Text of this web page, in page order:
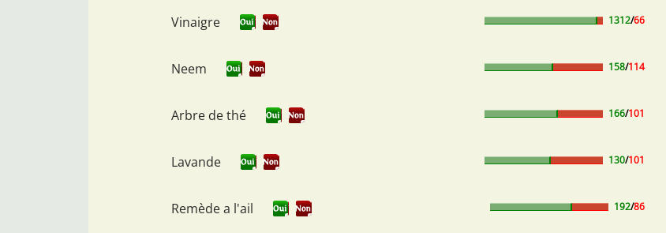
Vinaigre 1312/66
Neem 158/114
Arbre de thé 166/101
Lavande 130/101
Remède a l'ail 192/86